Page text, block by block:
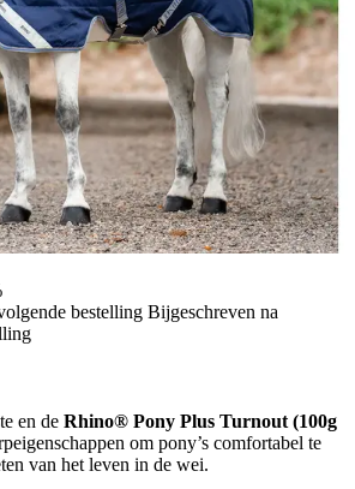
bestelling Bijgeschreven na
en de Rhino® Pony Plus Turnout (100g
om pony’s comfortabel te
van het leven in de wei.